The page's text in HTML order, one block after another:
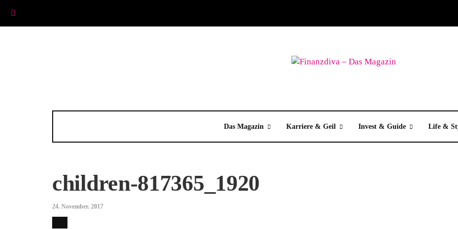
Das Magazin Karriere & Geil Invest & Guide Life &
children-817365_1920
24. November. 2017